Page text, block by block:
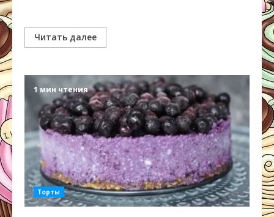
Читать далее
1 мин чтения
Торты